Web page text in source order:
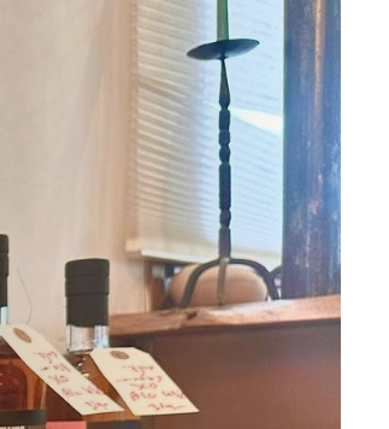
content